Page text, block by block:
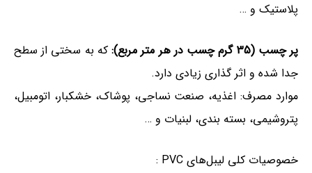
پلاستیک و …
پر چسب (35 گرم چسب در هر متر مربع):
که به سختی از سطح
جدا شده و اثر گذاری زیادی دارد.
موارد مصرف: اغذیه، صنعت نساجی، پوشاک، خشکبار، اتومبیل،
پتروشیمی، بسته بندی، لبنیات و …
خصوصیات کلی لیبل‌های PVC :